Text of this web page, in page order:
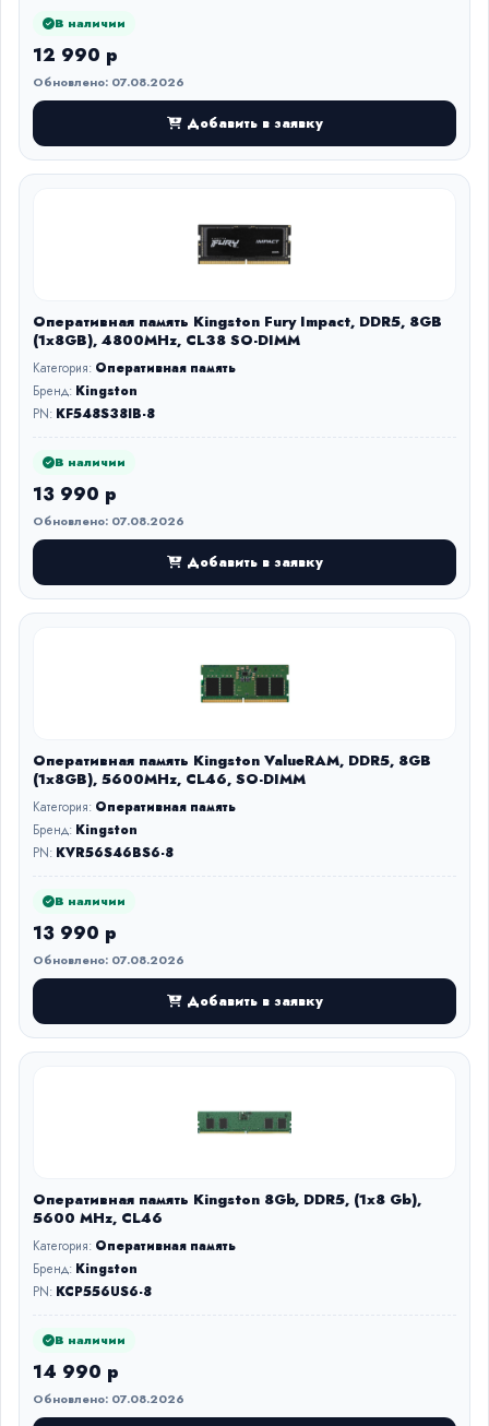
В наличии
12 990 р
Обновлено: 07.08.2026
Добавить в заявку
Оперативная память Kingston Fury Impact, DDR5, 8GB
(1x8GB), 4800MHz, CL38 SO-DIMM
Категория: Оперативная память
Бренд: Kingston
PN: KF548S38IB-8
В наличии
13 990 р
Обновлено: 07.08.2026
Добавить в заявку
Оперативная память Kingston ValueRAM, DDR5, 8GB
(1x8GB), 5600MHz, CL46, SO-DIMM
Категория: Оперативная память
Бренд: Kingston
PN: KVR56S46BS6-8
В наличии
13 990 р
Обновлено: 07.08.2026
Добавить в заявку
Оперативная память Kingston 8Gb, DDR5, (1x8 Gb),
5600 MHz, CL46
Категория: Оперативная память
Бренд: Kingston
PN: KCP556US6-8
В наличии
14 990 р
Обновлено: 07.08.2026